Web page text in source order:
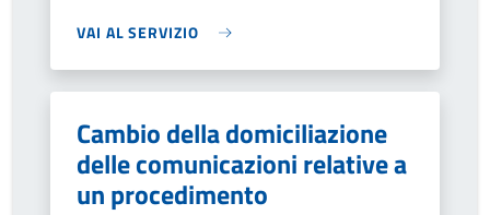
VAI AL SERVIZIO
Cambio della domiciliazione
delle comunicazioni relative a
un procedimento